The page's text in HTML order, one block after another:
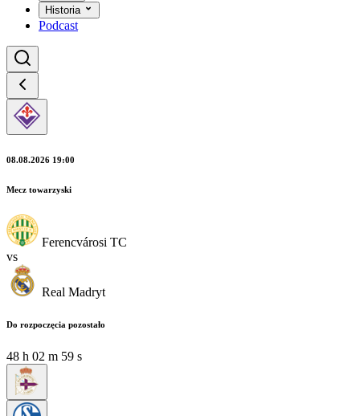
Historia
Podcast
08.08.2026 19:00
Mecz towarzyski
Ferencvárosi TC
vs
Real Madryt
Do rozpoczęcia pozostało
48 h 02 m 58 s